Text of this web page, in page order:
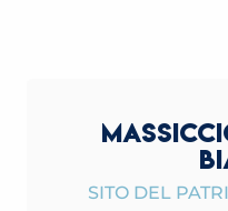
SITO DEL